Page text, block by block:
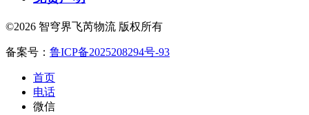
©2026 智穹界飞芮物流 版权所有
备案号： 鲁ICP备2025208294号-93
首页
电话
微信